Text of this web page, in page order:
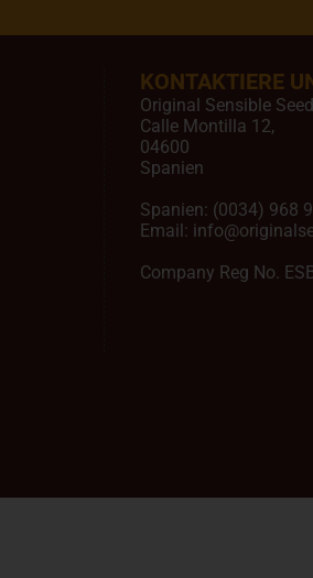
KONTAKTIERE
Original Sensible
Calle Montilla 12,
04600
Spanien
Spanien: (0034) 968
Email:
Company Reg No.